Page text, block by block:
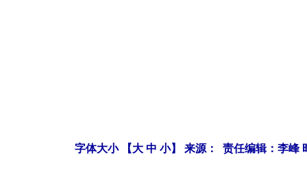
字体大小 【大 中 小】 来源： 责任编辑：李峰